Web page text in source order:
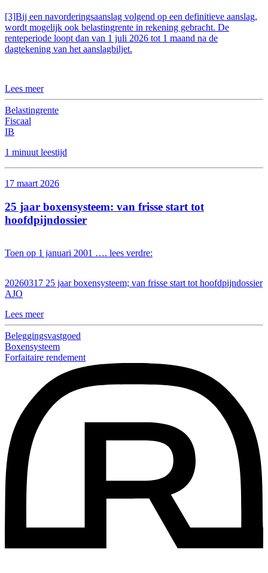
[3]Bij een navorderingsaanslag volgend op een definitieve aanslag,
wordt mogelijk ook belastingrente in rekening gebracht. De
renteperiode loopt dan van 1 juli 2026 tot 1 maand na de
dagtekening van het aanslagbiljet.
Lees meer
Belastingrente
Fiscaal
IB
1 minuut leestijd
17 maart 2026
25 jaar boxensysteem: van frisse start tot
hoofdpijndossier
Toen op 1 januari 2001 …. lees verdre:
20260317 25 jaar boxensysteem; van frisse start tot hoofdpijndossier
AJO
Lees meer
Beleggingsvastgoed
Boxensysteem
Forfaitaire rendement